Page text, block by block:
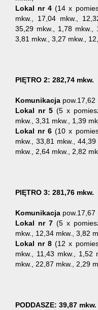
Lokal nr 4 (14 x
mkw., 17,04 mkw.,
35,29 mkw., 1,78 mkw.,
3,81 mkw., 3,27 mkw.,
PIĘTRO 2: 282,74 mkw.
Komunikacja pow.17,62
Lokal nr 5(5 x
mkw., 3,31 mkw., 1,39
Lokal nr 6 (10 x
mkw., 33,81 mkw.,
mkw., 2,64 mkw., 2,82
PIĘTRO 3: 281,76 mkw.
Komunikacja pow.17,67
Lokal nr 7(5 x
mkw., 12,34 mkw., 3,82
Lokal nr 8 (12 x
mkw., 11,43 mkw., 1,52
mkw., 22,87 mkw., 2,29
PODDASZE: 39,87 mkw.